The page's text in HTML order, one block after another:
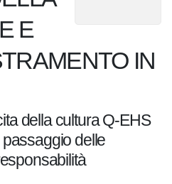
E
IN
della cultura Q-EHS
passaggio delle